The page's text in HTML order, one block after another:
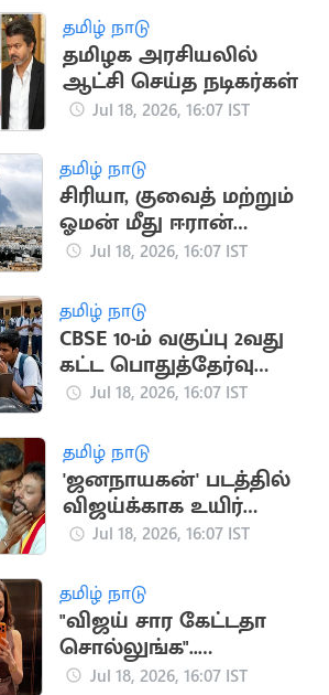
ஏலம்
தமிழ் நாடு
தமிழக அரசியலில்
ஆட்சி செய்த நடிகர்கள்
Jul 18, 2026, 16:07 IST
தமிழ் நாடு
சிரியா, குவைத் மற்றும்
ஓமன் மீது ஈரான்
பதிலடி தாக்குதல்
Jul 18, 2026, 16:07 IST
தமிழ் நாடு
CBSE 10-ம் வகுப்பு 2வது
கட்ட பொதுத்தேர்வு
முடிவுகள்
Jul 18, 2026, 16:07 IST
தமிழ் நாடு
'ஜனநாயகன்' படத்தில்
விஜய்க்காக உயிர்
கொடுக்கும் நண்பன்
ஸ்ரீநாத்
Jul 18, 2026, 16:07 IST
தமிழ் நாடு
"விஜய் சார கேட்டதா
சொல்லுங்க"..
திரிஷாவை நோக்கி
Jul 18, 2026, 16:07 IST